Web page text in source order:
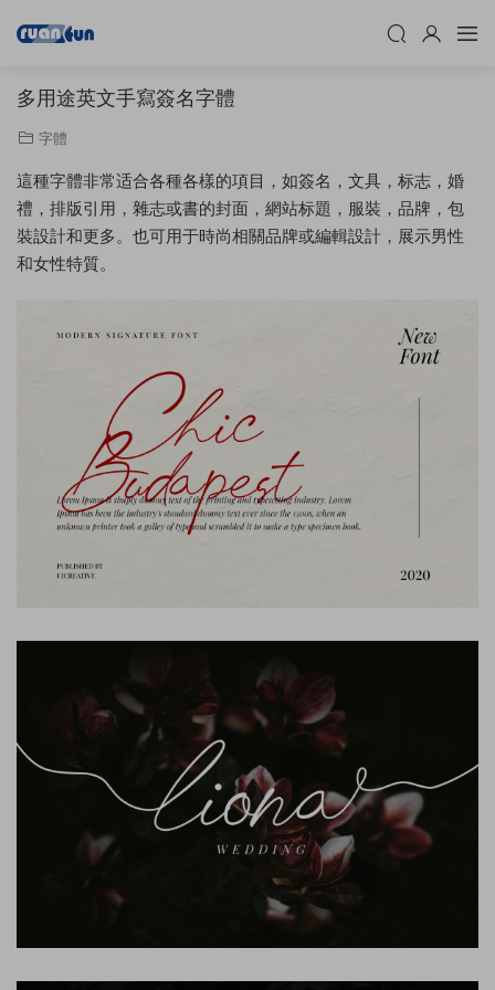
多用途英文手寫簽名字體
字體
這種字體非常适合各種各樣的項目，如簽名，文具，标志，婚
禮，排版引用，雜志或書的封面，網站标題，服裝，品牌，包
裝設計和更多。也可用于時尚相關品牌或編輯設計，展示男性
和女性特質。